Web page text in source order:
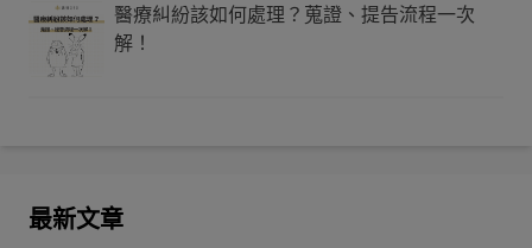
醫療糾紛該如何處理？蒐證、提告流程一次
解！
最新文章